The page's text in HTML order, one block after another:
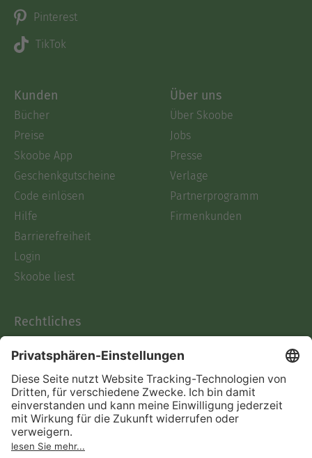
Pinterest
TikTok
Kunden
Bücher
Preise
Skoobe App
Geschenkgutscheine
Code einlösen
Hilfe
Barrierefreiheit
Login
Skoobe liest
Über uns
Über Skoobe
Jobs
Presse
Verlage
Partnerprogramm
Firmenkunden
Rechtliches
AGB
Informationen nach Data
Act
Verträge hier kündigen
Impressum